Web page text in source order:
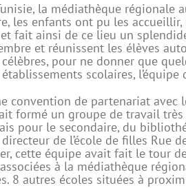
la médiathèque régionale
les enfants ont pu les
fait ainsi de ce lieu un
et réunissent les élèves
célèbres, pour ne donner que
scolaires,
convention de partenariat avec
formé un groupe de travail
pour le secondaire, du
de l’école de filles Rue
cette équipe avait fait le tour
à la médiathèque
8 autres écoles situées à